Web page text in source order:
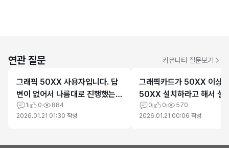
연관 질문 커뮤니티 질문보기
그래픽 50XX 사용자입니다. 답
변이 없어서 나름대로 진행했는데
상태 파악 부탁드립니다
1 0
884
2026.01.21 01:30 작성
그래픽카드가 50XX 이상
50XX 설치하라고 해서 설
궁금한 점이 있습니다
0 0
570
2026.01.21 00:06 작성